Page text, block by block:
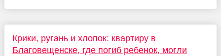
Крики, ругань и хлопок: квартиру в
Благовещенске, где погиб ребенок, могли